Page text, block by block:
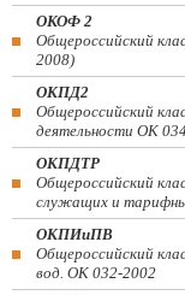
ОКОФ 2
Общероссийский
2008)
ОКПД2
Общероссийский
деятельности ОК
ОКПДТР
Общероссийский
служащих и
ОКПИиПВ
Общероссийский
вод. ОК 032-2002